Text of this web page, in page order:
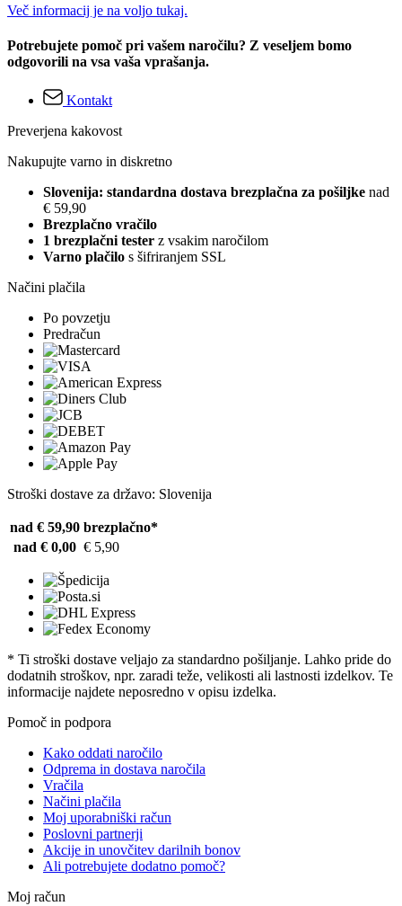
Več informacij je na voljo tukaj.
Potrebujete pomoč pri vašem naročilu? Z veseljem bomo
odgovorili na vsa vaša vprašanja.
Kontakt
Preverjena kakovost
Nakupujte varno in diskretno
Slovenija: standardna dostava brezplačna za pošiljke nad
€ 59,90
Brezplačno vračilo
1 brezplačni tester z vsakim naročilom
Varno plačilo s šifriranjem SSL
Načini plačila
Po povzetju
Predračun
Stroški dostave za državo: Slovenija
nad € 59,90 brezplačno*
nad € 0,00 € 5,90
* Ti stroški dostave veljajo za standardno pošiljanje. Lahko pride do
dodatnih stroškov, npr. zaradi teže, velikosti ali lastnosti izdelkov. Te
informacije najdete neposredno v opisu izdelka.
Pomoč in podpora
Kako oddati naročilo
Odprema in dostava naročila
Vračila
Načini plačila
Moj uporabniški račun
Poslovni partnerji
Akcije in unovčitev darilnih bonov
Ali potrebujete dodatno pomoč?
Moj račun